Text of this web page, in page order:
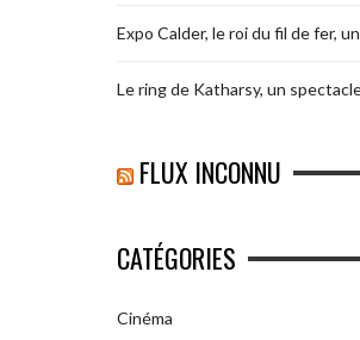
Expo Calder, le roi du fil de fer,
Le ring de Katharsy, un
FLUX INCONNU
CATÉGORIES
Cinéma